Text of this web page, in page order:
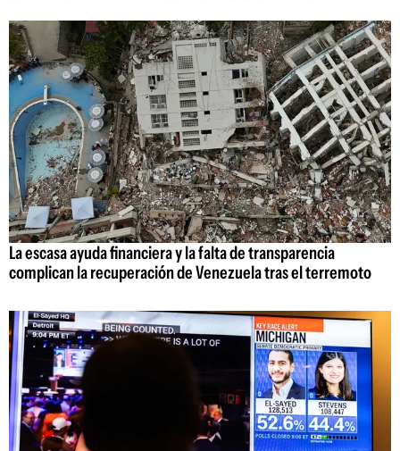
La escasa ayuda financiera y la falta de transparencia
complican la recuperación de Venezuela tras el terremoto